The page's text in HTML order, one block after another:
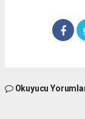
Okuyucu